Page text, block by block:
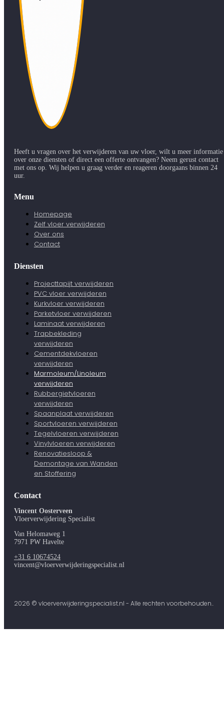
Heeft u vragen over het verwijderen van uw vloer, wilt u meer informatie
over onze diensten of direct een offerte ontvangen? Neem gerust contact
met ons op. Wij helpen u graag verder en reageren doorgaans binnen 24
uur.
Menu
Homepage
Zelf vloer verwijderen
Over ons
Contact
Diensten
Projecttapijt verwijderen
PVC vloer verwijderen
Kurkvloer verwijderen
Parketvloer verwijderen
Laminaat verwijderen
Trapbekleding
verwijderen
Cementdekvloeren
verwijderen
Marmoleum/Linoleum
verwijderen
Rubbergietvloeren
verwijderen
Spaanplaat verwijderen
Sportvloeren verwijderen
Tegelvloeren verwijderen
Vinylvloeren verwijderen
Renovatiesloop &
Demontage van Wanden
en Stoffering
Contact
Vincent Oosterveen
Vloerverwijdering Specialist
Van Helomaweg 1
7971 PW Havelte
+31 6 10674524
vincent@vloerverwijderingspecialist.nl
2026 © vloerverwijderingspecialist.nl - Alle rechten voorbehouden..